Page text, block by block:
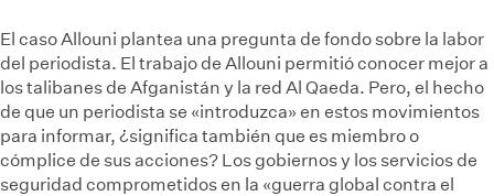
El caso Allouni plantea una pregunta de fondo sobre la labor
del periodista. El trabajo de Allouni permitió conocer mejor a
los talibanes de Afganistán y la red Al Qaeda. Pero, el hecho
de que un periodista se «introduzca» en estos movimientos
para informar, ¿significa también que es miembro o
cómplice de sus acciones? Los gobiernos y los servicios de
seguridad comprometidos en la «guerra global contra el